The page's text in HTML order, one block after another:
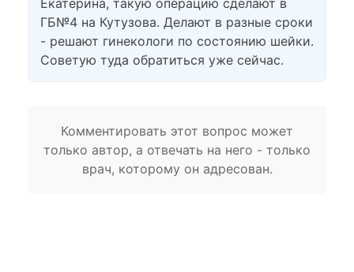
Екатерина, такую операцию сделают в
ГБ№4 на Кутузова. Делают в разные сроки
- решают гинекологи по состоянию шейки.
Советую туда обратиться уже сейчас.
Комментировать этот вопрос может
только автор, а отвечать на него - только
врач, которому он адресован.